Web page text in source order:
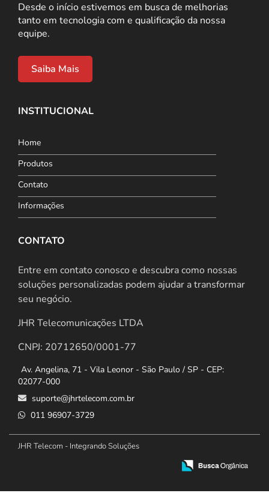
Desde o início estivemos em busca de melhorias
tanto em tecnologia com e qualificação da nossa
equipe.
Saiba Mais
INSTITUCIONAL
Home
Produtos
Contato
Informações
CONTATO
Entre em contato conosco e descubra como nossas
soluções personalizadas podem ajudar a transformar
seu negócio.
JHR Telecomunicações LTDA
CNPJ: 20712650/0001-77
Av. Angelina, 71 - Vila Leonor - São Paulo / SP - CEP:
02077-000
suporte@jhrtelecom.com.br
011 96907-3729
JHR Telecom - Integrando Soluções